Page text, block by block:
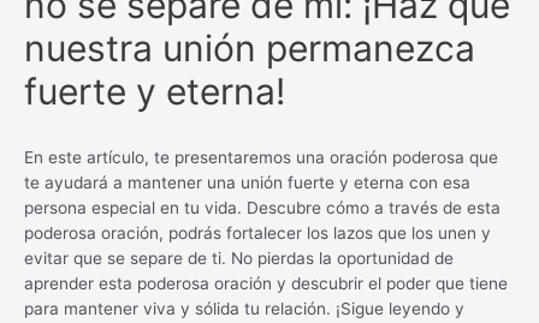
nuestra unión permanezca
fuerte y eterna!
En este artículo, te presentaremos una oración poderosa que
te ayudará a mantener una unión fuerte y eterna con esa
persona especial en tu vida. Descubre cómo a través de esta
poderosa oración, podrás fortalecer los lazos que los unen y
evitar que se separe de ti. No pierdas la oportunidad de
aprender esta poderosa oración y descubrir el poder que tiene
para mantener viva y sólida tu relación. ¡Sigue leyendo y